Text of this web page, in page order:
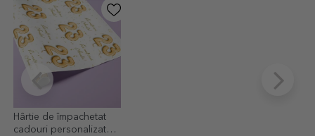
Hârtie de împachetat
cadouri personalizată